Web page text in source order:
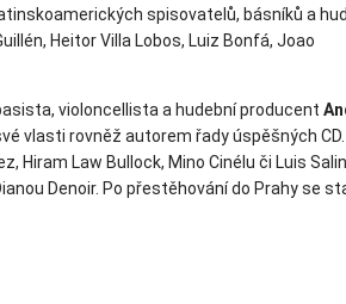
spisovatelů, básníků a
Heitor Villa Lobos, Luiz Bonfá, Joao
violoncellista a hudební producent
vlasti rovněž autorem řady úspěšných
Hiram Law Bullock, Mino Cinélu či Luis
Denoir. Po přestěhování do Prahy se